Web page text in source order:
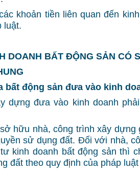
khoản tiền liên quan đến
luật.
DOANH BẤT ĐỘNG SẢN CÓ
bất động sản đưa vào kinh
dựng đưa vào kinh doanh
hữu nhà, công trình xây dựng
sử dụng đất. Đối với nhà,
kinh doanh bất động sản thì
đất theo quy định của pháp